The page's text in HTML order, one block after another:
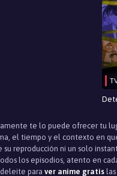
te lo puede ofrecer tu
el tiempo y el contexto en
reproducción ni un solo
los episodios, atento en
para ver anime gratis